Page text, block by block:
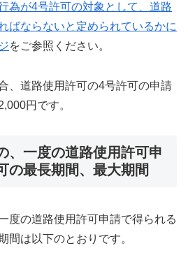
為が4号許可の対象として、道路
ばならないと定められているかに
をご参照ください。
、道路使用許可の4号許可の申請
円です。
、一度の道路使用許可申
の最長期間、最大期間
度の道路使用許可申請で得られる
間は以下のとおりです。